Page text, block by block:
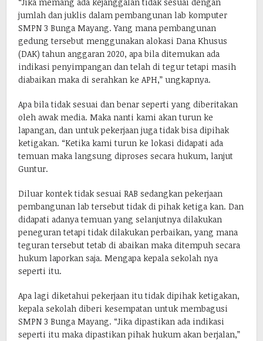
jumlah dan juklis dalam pembangunan lab komputer
SMPN 3 Bunga Mayang. Yang mana pembangunan
gedung tersebut menggunakan alokasi Dana Khusus
(DAK) tahun anggaran 2020, apa bila ditemukan ada
indikasi penyimpangan dan telah di tegur tetapi masih
diabaikan maka di serahkan ke APH,” ungkapnya.
Apa bila tidak sesuai dan benar seperti yang diberitakan
oleh awak media. Maka nanti kami akan turun ke
lapangan, dan untuk pekerjaan juga tidak bisa dipihak
ketigakan. “Ketika kami turun ke lokasi didapati ada
temuan maka langsung diproses secara hukum, lanjut
Guntur.
Diluar kontek tidak sesuai RAB sedangkan pekerjaan
pembangunan lab tersebut tidak di pihak ketiga kan. Dan
didapati adanya temuan yang selanjutnya dilakukan
peneguran tetapi tidak dilakukan perbaikan, yang mana
teguran tersebut tetab di abaikan maka ditempuh secara
hukum laporkan saja. Mengapa kepala sekolah nya
seperti itu.
Apa lagi diketahui pekerjaan itu tidak dipihak ketigakan,
kepala sekolah diberi kesempatan untuk membagusi
SMPN 3 Bunga Mayang. “Jika dipastikan ada indikasi
seperti itu maka dipastikan pihak hukum akan berjalan,”